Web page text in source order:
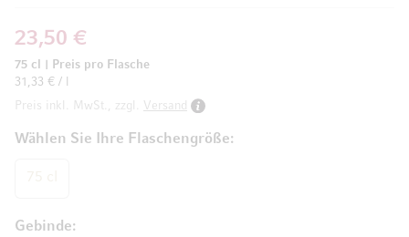
Wählen Sie Ihre Flaschengröße
Gebinde
23,50 €
75 cl
Preis pro Flasche
31,33 € / l
Preis inkl. MwSt., zzgl.
Versand